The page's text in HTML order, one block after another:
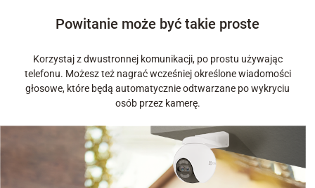
Powitanie może być takie proste
Korzystaj z dwustronnej komunikacji, po prostu używając
telefonu. Możesz też nagrać wcześniej określone wiadomości
głosowe, które będą automatycznie odtwarzane po wykryciu
osób przez kamerę.